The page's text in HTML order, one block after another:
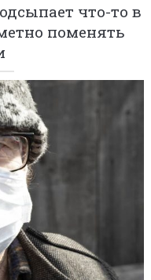
что-то в
поменять